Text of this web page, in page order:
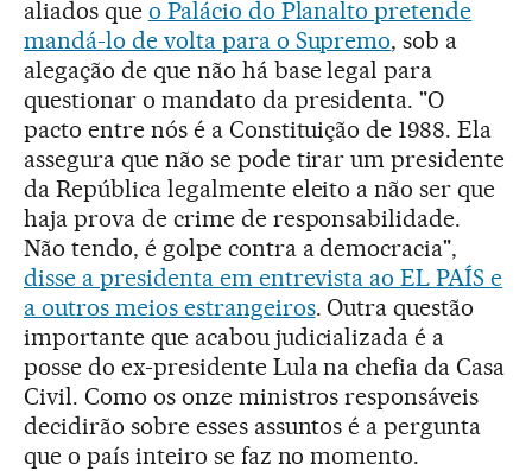
aliados que o Palácio do Planalto pretende
mandá-lo de volta para o Supremo, sob a
alegação de que não há base legal para
questionar o mandato da presidenta. "O
pacto entre nós é a Constituição de 1988. Ela
assegura que não se pode tirar um presidente
da República legalmente eleito a não ser que
haja prova de crime de responsabilidade.
Não tendo, é golpe contra a democracia",
disse a presidenta em entrevista ao EL PAÍS e
a outros meios estrangeiros. Outra questão
importante que acabou judicializada é a
posse do ex-presidente Lula na chefia da Casa
Civil. Como os onze ministros responsáveis
decidirão sobre esses assuntos é a pergunta
que o país inteiro se faz no momento.